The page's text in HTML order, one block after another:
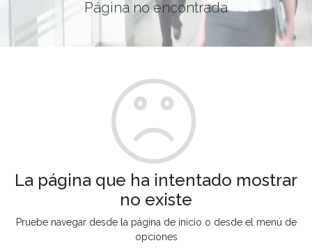
Página no encontrada
La página que ha intentado mostrar
no existe
Pruebe navegar desde la página de inicio o desde el menú de
opciones